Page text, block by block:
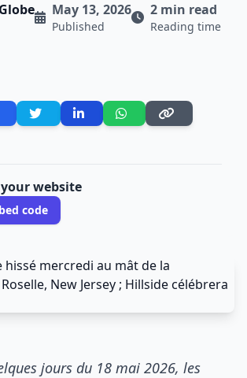
May 13, 2026
Published
2 min read
Reading time
website
code
jours du 18 mai 2026, les